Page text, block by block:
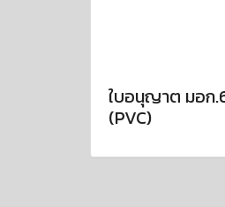
ใบอนุญาต มอก
(PVC)